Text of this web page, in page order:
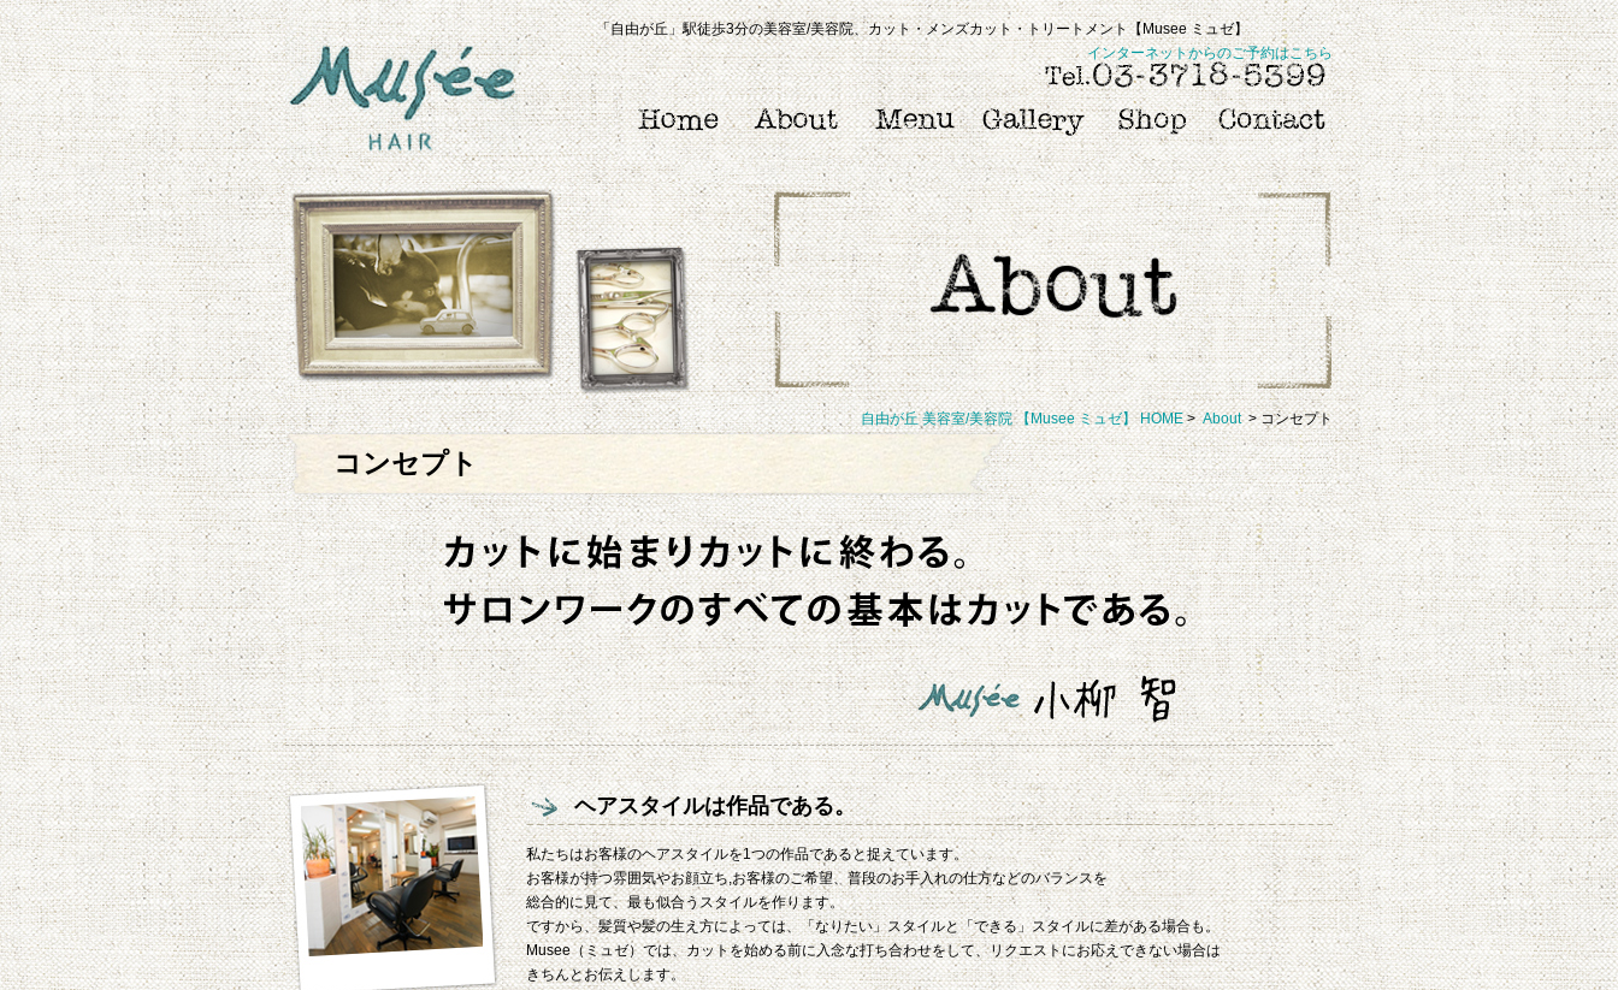
「自由が丘」駅徒歩3分の美容室/美容院、カット・メンズカット・トリートメント【Musee ミュゼ】
インターネットからのご予約はこちら
自由が丘 美容室/美容院 【Musee ミュゼ】 HOME>About> コンセプト
コンセプト
ヘアスタイルは作品である。
私たちはお客様のヘアスタイルを1つの作品であると捉えています。
お客様が持つ雰囲気やお顔立ち,お客様のご希望、普段のお手入れの仕方などのバランスを
総合的に見て、最も似合うスタイルを作ります。
ですから、髪質や髪の生え方によっては、「なりたい」スタイルと「できる」スタイルに差がある場合も。
Musee（ミュゼ）では、カットを始める前に入念な打ち合わせをして、リクエストにお応えできない場合は
きちんとお伝えします。